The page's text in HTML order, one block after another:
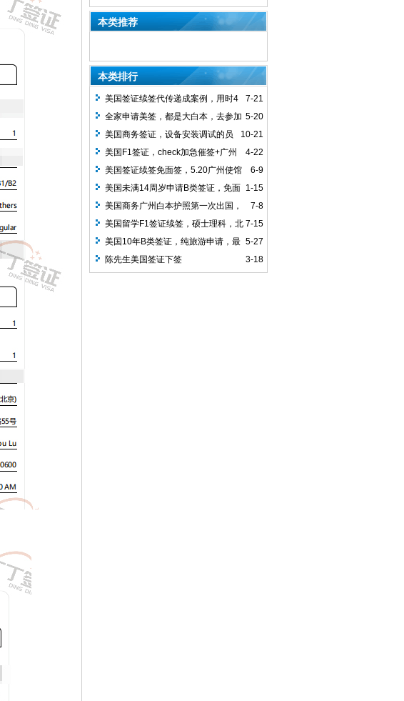
Issued, 21日寄出，23日客户收到签证，
用时2周拿下
到，沈阳领馆对除东北户籍的申请人，是
非常友好的
本类推荐
本类排行
7-21
美国签证续签代传递成案例，用时4
周
5-20
全家申请美签，都是大白本，去参加
老大的毕业典礼，十年顺利下签
10-21
美国商务签证，设备安装调试的员
工，白本护照第一次出国，武汉领馆顺利
下签10年多次
4-22
美国F1签证，check加急催签+广州
加急取护照，顺利拿到
6-9
美国签证续签免面签，5.20广州使馆
进，5.30通过，6.4收到护照
1-15
美国未满14周岁申请B类签证，免面
签办理，1周下签，父母其他一方必须持
有有效的美签
7-8
美国商务广州白本护照第一次出国，
敏感专业，行政审查2个月，终于下签1年
多次
7-15
美国留学F1签证续签，硕士理科，北
京使馆顺利拿到
5-27
美国10年B类签证，纯旅游申请，最
近通过率比较高
3-18
陈先生美国签证下签